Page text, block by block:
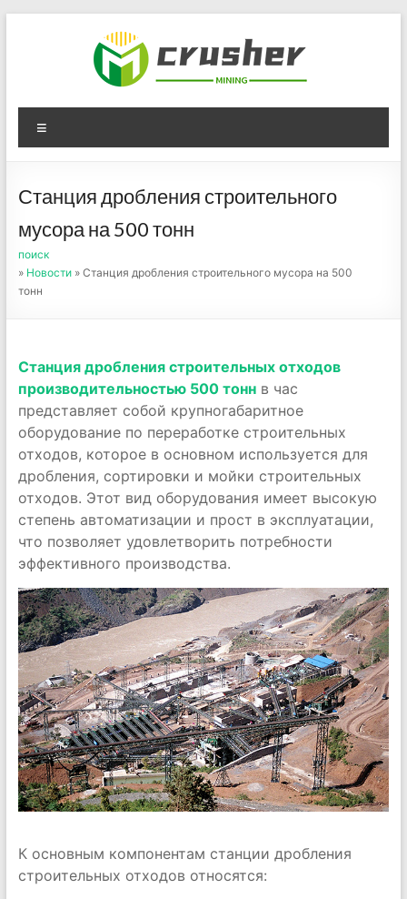
Оборудование для
дробления угля,
измельчения печного
порошка
Станция дробления строительного
мусора на 500 тонн
поиск
» Новости» Станция дробления строительного мусора на 500
тонн
Станция дробления строительных отходов
производительностью 500 тоннв час
представляет собой крупногабаритное
оборудование по переработке строительных
отходов, которое в основном используется для
дробления, сортировки и мойки строительных
отходов. Этот вид оборудования имеет высокую
степень автоматизации и прост в эксплуатации,
что позволяет удовлетворить потребности
эффективного производства.
К основным компонентам станции дробления
строительных отходов относятся: